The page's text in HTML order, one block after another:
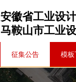
征集公告 模板
安徽省工业设
马鞍山市工业